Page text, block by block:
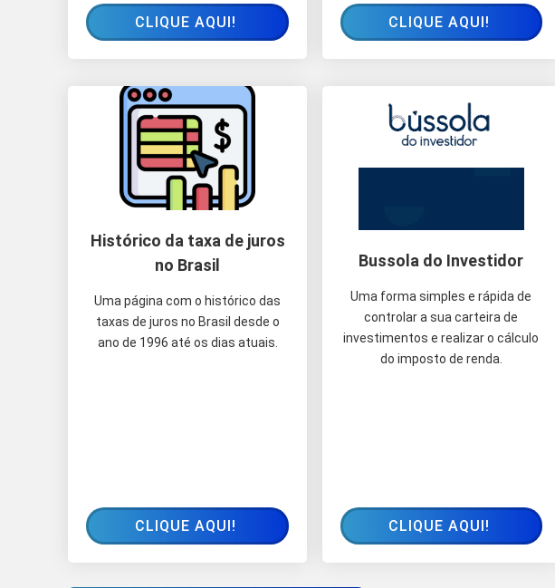
CLIQUE AQUI! CLIQUE AQUI!
Histórico da taxa de juros
no Brasil
Uma página com o histórico das
taxas de juros no Brasil desde o
ano de 1996 até os dias atuais.
CLIQUE AQUI!
Bussola do Investidor
Uma forma simples e rápida de
controlar a sua carteira de
investimentos e realizar o cálculo
do imposto de renda.
CLIQUE AQUI!